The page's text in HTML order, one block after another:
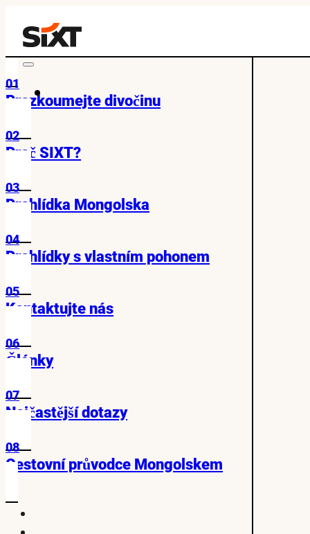
01
Prozkoumejte divočinu
02
Proč SIXT?
03
Prohlídka Mongolska
04
Prohlídky s vlastním pohonem
05
Kontaktujte nás
06
Články
07
Nejčastější dotazy
08
Cestovní průvodce Mongolskem